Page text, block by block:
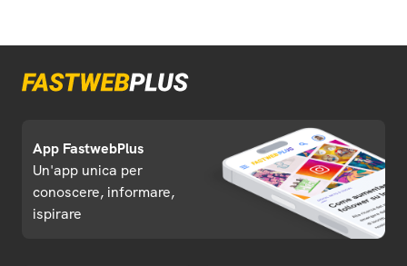
App FastwebPlus
Un'app unica per
conoscere, informare,
ispirare